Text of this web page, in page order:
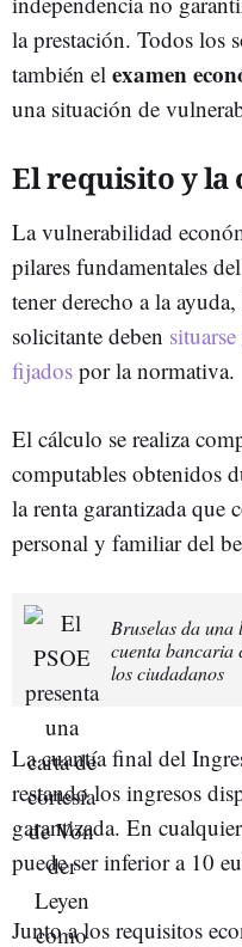
la prestación. Todos los
también el examen
una situación de
El requisito y la
La vulnerabilidad
pilares fundamentales
tener derecho a la
solicitante deben
fijados por la normativa.
El cálculo se realiza
computables obtenidos
la renta garantizada que
personal y familiar del
Bruselas da
cuenta bancaria
los ciudadanos
La cuantía final del
restando los ingresos
garantizada. En
puede ser inferior a 10
Junto a los requisitos